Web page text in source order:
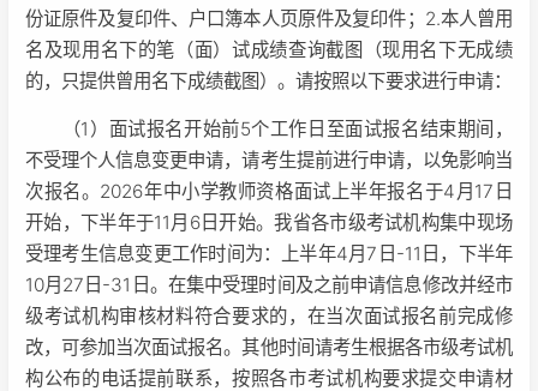
份证原件及复印件、户口簿本人页原件及复印件；2.本人曾用
名及现用名下的笔（面）试成绩查询截图（现用名下无成绩
的，只提供曾用名下成绩截图）。请按照以下要求进行申请：
（1）面试报名开始前5个工作日至面试报名结束期间，
不受理个人信息变更申请，请考生提前进行申请，以免影响当
次报名。2026年中小学教师资格面试上半年报名于4月17日
开始，下半年于11月6日开始。我省各市级考试机构集中现场
受理考生信息变更工作时间为：上半年4月7日-11日，下半年
10月27日-31日。在集中受理时间及之前申请信息修改并经市
级考试机构审核材料符合要求的，在当次面试报名前完成修
改，可参加当次面试报名。其他时间请考生根据各市级考试机
构公布的电话提前联系，按照各市考试机构要求提交申请材